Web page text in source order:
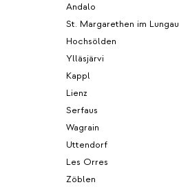
Andalo
St. Margarethen im Lungau
Hochsölden
Ylläsjärvi
Kappl
Lienz
Serfaus
Wagrain
Uttendorf
Les Orres
Zöblen